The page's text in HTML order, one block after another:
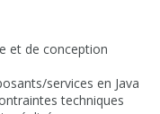
et de conception
services en Java
techniques